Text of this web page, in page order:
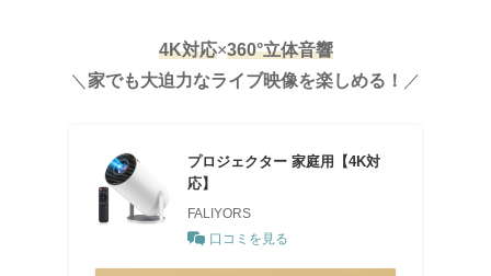
4K対応×360°立体音響
＼ 家でも大迫力なライブ映像を楽しめる！ ／
プロジェクター 家庭用【4K対
応】
FALIYORS
口コミを見る